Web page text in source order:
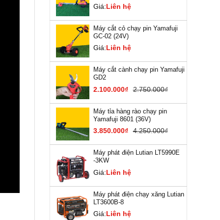
Giá:Liên hệ
Máy cắt cỏ chạy pin Yamafuji
GC-02 (24V)
Giá:Liên hệ
Máy cắt cành chạy pin Yamafuji
GD2
2.100.000₫ 2.750.000₫
Máy tỉa hàng rào chạy pin
Yamafuji 8601 (36V)
3.850.000₫ 4.250.000₫
Máy phát điện Lutian LT5990E
-3KW
Giá:Liên hệ
Máy phát điện chạy xăng Lutian
LT3600B-8
Giá:Liên hệ